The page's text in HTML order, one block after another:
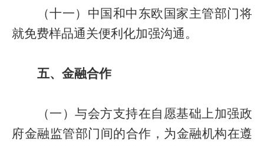
（十一）中国和中东欧国家主管部门将
就免费样品通关便利化加强沟通。
五、金融合作
（一）与会方支持在自愿基础上加强政
府金融监管部门间的合作，为金融机构在遵